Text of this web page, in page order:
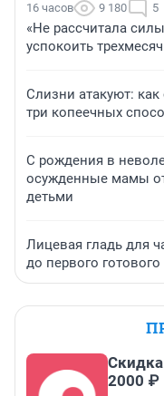
16 часов 9 180 5
«Не рассчитала
успокоить
Слизни атакуют:
три копеечных
С рождения в
осужденные мамы
детьми
Лицевая гладь для
до первого
2000 ₽